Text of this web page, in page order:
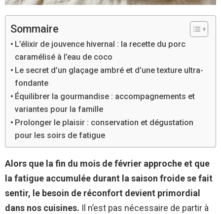
Sommaire
L’élixir de jouvence hivernal : la recette du porc
caramélisé à l’eau de coco
Le secret d’un glaçage ambré et d’une texture ultra-
fondante
Équilibrer la gourmandise : accompagnements et
variantes pour la famille
Prolonger le plaisir : conservation et dégustation
pour les soirs de fatigue
Alors que la fin du mois de février approche et que
la fatigue accumulée durant la saison froide se fait
sentir, le besoin de réconfort devient primordial
dans nos cuisines. Il n’est pas nécessaire de partir à